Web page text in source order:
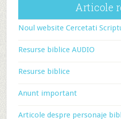
Articole
Noul website Cercetati
Resurse biblice AUDIO
Resurse biblice
Anunt important
Articole despre personaje